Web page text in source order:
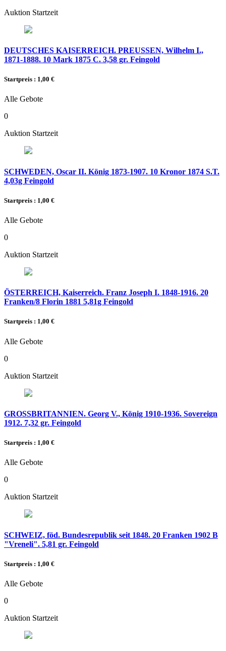
Auktion Startzeit
DEUTSCHES KAISERREICH. PREUSSEN, Wilhelm I.,
1871-1888. 10 Mark 1875 C. 3,58 gr. Feingold
Startpreis : 1,00 €
Alle Gebote
0
Auktion Startzeit
SCHWEDEN, Oscar II. König 1873-1907. 10 Kronor 1874 S.T.
4,03g Feingold
Startpreis : 1,00 €
Alle Gebote
0
Auktion Startzeit
ÖSTERREICH, Kaiserreich. Franz Joseph I. 1848-1916. 20
Franken/8 Florin 1881 5,81g Feingold
Startpreis : 1,00 €
Alle Gebote
0
Auktion Startzeit
GROSSBRITANNIEN. Georg V., König 1910-1936. Sovereign
1912. 7,32 gr. Feingold
Startpreis : 1,00 €
Alle Gebote
0
Auktion Startzeit
SCHWEIZ, föd. Bundesrepublik seit 1848. 20 Franken 1902 B
"Vreneli". 5,81 gr. Feingold
Startpreis : 1,00 €
Alle Gebote
0
Auktion Startzeit